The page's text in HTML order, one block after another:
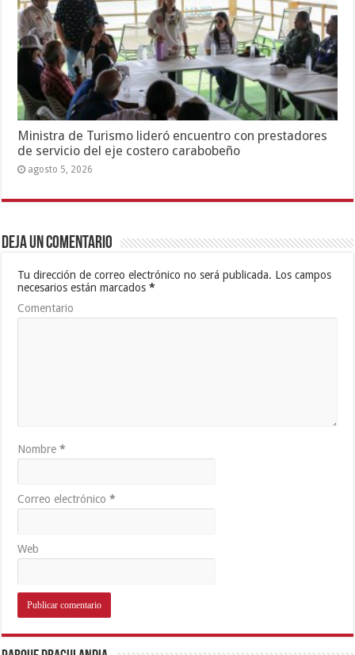
Ministra de Turismo lideró encuentro con prestadores
de servicio del eje costero carabobeño
agosto 5, 2026
Deja un comentario
Tu dirección de correo electrónico no será publicada. Los campos
necesarios están marcados*
Comentario
Nombre*
Correo electrónico*
Web